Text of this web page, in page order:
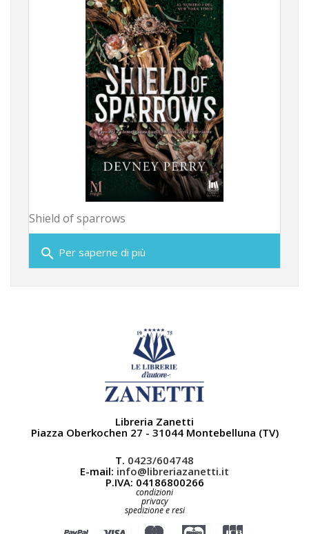
Shield of sparrows
search Per saperne di più
Libreria Zanetti
Piazza Oberkochen 27 - 31044 Montebelluna (TV)
T. 0423/604748
E-mail: info@libreriazanetti.it
P.IVA: 04186800266
condizioni
privacy
spedizione e resi